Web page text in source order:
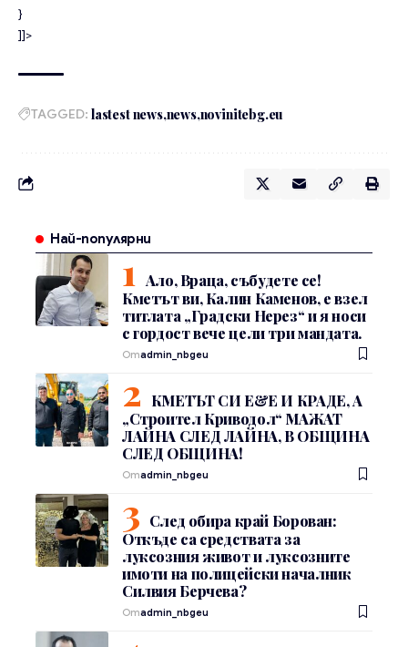
}
]]>
TAGGED: lastest news news novinitebg.eu
Най-популярни
Ало, Враца, събудете се!
Кметът ви, Калин Каменов, е взел
титлата „Градски Нерез“ и я носи
с гордост вече цели три мандата.
Отadmin_nbgeu
КМЕТЪТ СИ Е&Е И КРАДЕ, А
„Строител Криводол“ МАЖАТ
ЛАЙНА СЛЕД ЛАЙНА, В ОБЩИНА
СЛЕД ОБЩИНА!
Отadmin_nbgeu
След обира край Борован:
Откъде са средствата за
луксозния живот и луксозните
имоти на полицейски началник
Силвия Берчева?
Отadmin_nbgeu